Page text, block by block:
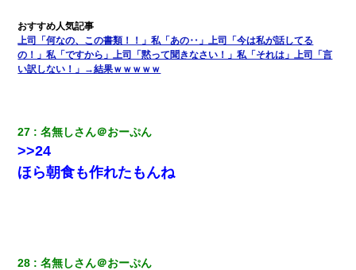
上司「何なの、この書類！！」私「あの‥」上司「今は私が話してる
の！」私「ですから」上司「黙って聞きなさい！」私「それは」上司「言
い訳しない！」→結果ｗｗｗｗｗ
27 名無しさん＠おーぷん
>>24
ほら朝食も作れたもんね
28 名無しさん＠おーぷん